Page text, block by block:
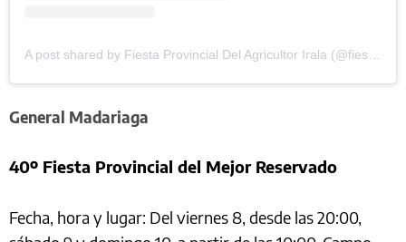
A post shared by Fiesta Provincial Del Agricultor Irala (@fiesta.del.agricultor.irala)
General Madariaga
40º Fiesta Provincial del Mejor Reservado
Fecha, hora y lugar: Del viernes 8, desde las 20:00,